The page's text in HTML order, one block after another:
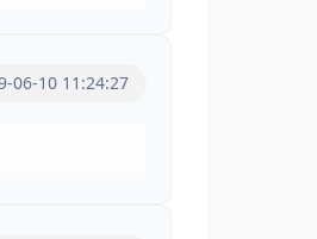
06-10 11:24:27